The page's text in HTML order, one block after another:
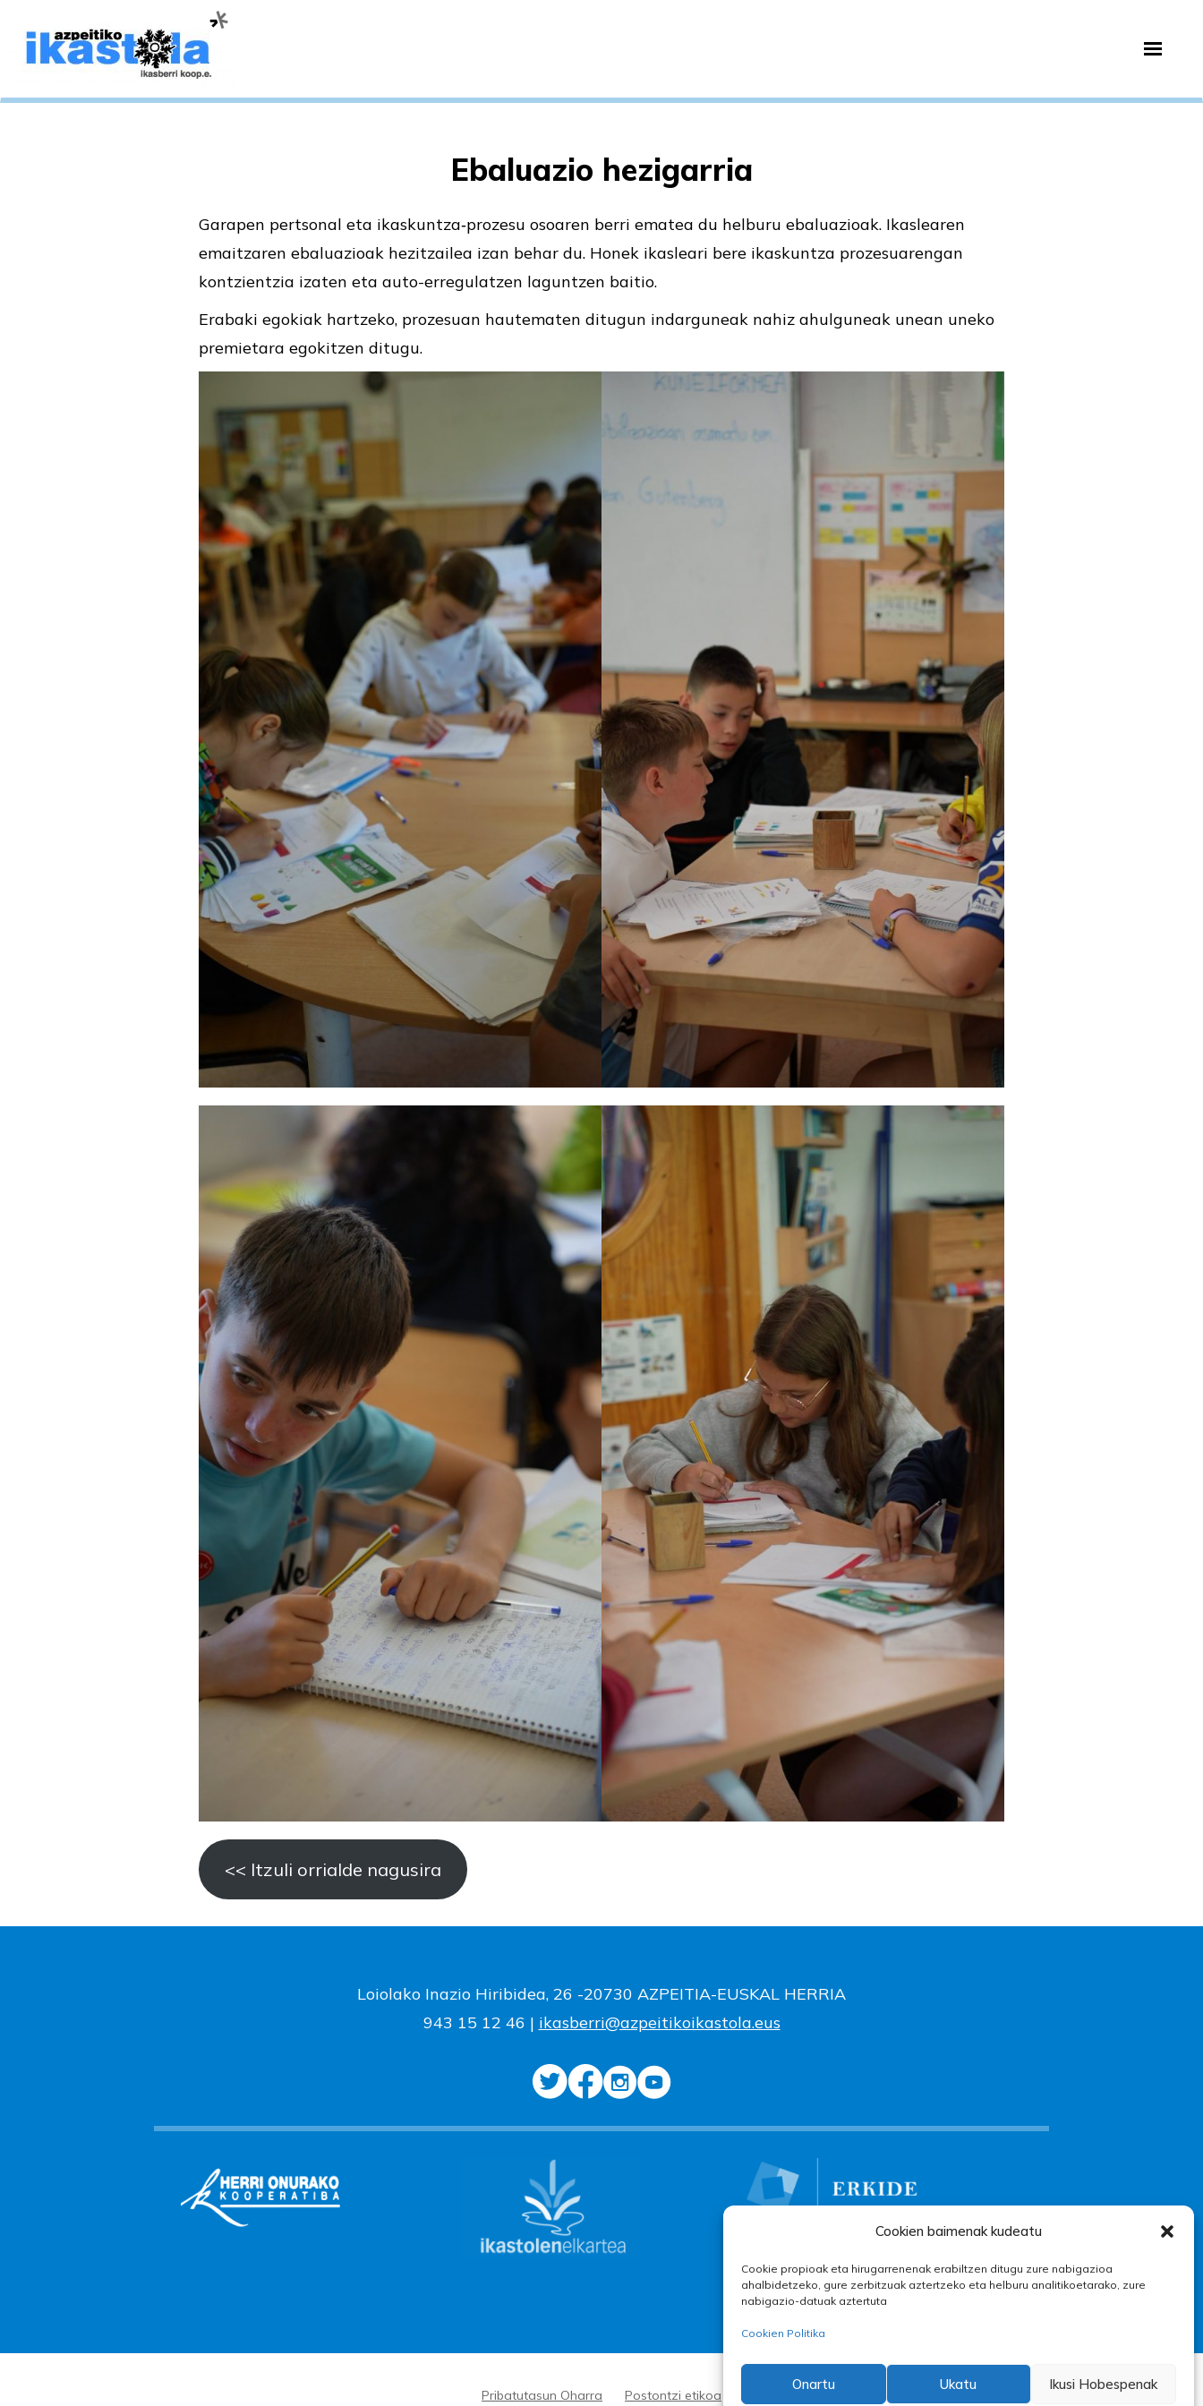
Cookien baimenak kudeatu
Cookie propioak eta hirugarrenenak erabiltzen ditugu zure nabigazioa
ahalbidetzeko, gure zerbitzuak aztertzeko eta helburu analitikoetarako, zure
nabigazio-datuak aztertuta
Cookien Politika
Onartu Ukatu Ikusi Hobespenak
Ebaluazio hezigarria
Garapen pertsonal eta ikaskuntza‐prozesu osoaren berri ematea du helburu ebaluazioak. Ikaslearen
emaitzaren ebaluazioak hezitzailea izan behar du. Honek ikasleari bere ikaskuntza prozesuarengan
kontzientzia izaten eta auto-erregulatzen laguntzen baitio.
Erabaki egokiak hartzeko, prozesuan hautematen ditugun indarguneak nahiz ahulguneak unean uneko
premietara egokitzen ditugu.
<< Itzuli orrialde nagusira
Loiolako Inazio Hiribidea, 26 -20730 AZPEITIA-EUSKAL HERRIA
943 15 12 46 | ikasberri@azpeitikoikastola.eus
Pribatutasun Oharra Postontzi etikoa